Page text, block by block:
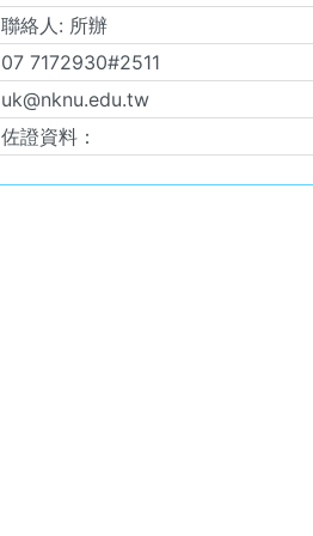
聯絡人: 所辦
07 7172930#2511
uk@nknu.edu.tw
佐證資料：